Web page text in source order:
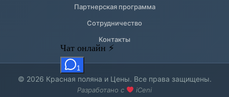
Партнерская программа
Сотрудничество
Контакты
© 2026 Красная поляна и Цены. Все права защищены.
Разработано с iCeni